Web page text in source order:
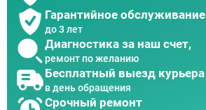
Гарантийное обслуживание
до 3 лет
Диагностика за наш счет,
ремонт по желанию
Бесплатный выезд курьера
в день обращения
Срочный ремонт